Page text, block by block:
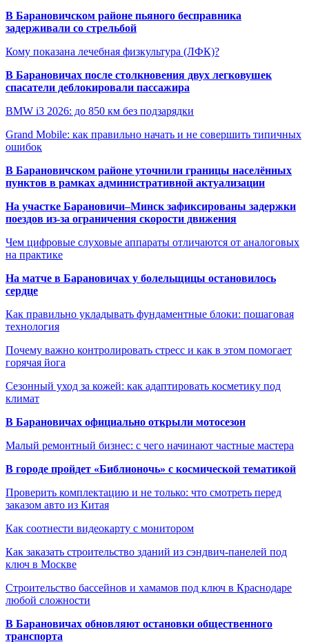
В Барановичском районе пьяного бесправника
задерживали со стрельбой
Кому показана лечебная физкультура (ЛФК)?
В Барановичах после столкновения двух легковушек
спасатели деблокировали пассажира
BMW i3 2026: до 850 км без подзарядки
Grand Mobile: как правильно начать и не совершить типичных
ошибок
В Барановичском районе уточнили границы населённых
пунктов в рамках административной актуализации
На участке Барановичи–Минск зафиксированы задержки
поездов из-за ограничения скорости движения
Чем цифровые слуховые аппараты отличаются от аналоговых
на практике
На матче в Барановичах у болельщицы остановилось
сердце
Как правильно укладывать фундаментные блоки: пошаговая
технология
Почему важно контролировать стресс и как в этом помогает
горячая йога
Сезонный уход за кожей: как адаптировать косметику под
климат
В Барановичах официально открыли мотосезон
Малый ремонтный бизнес: с чего начинают частные мастера
В городе пройдет «Библионочь» с космической тематикой
Проверить комплектацию и не только: что смотреть перед
заказом авто из Китая
Как соотнести видеокарту с монитором
Как заказать строительство зданий из сэндвич-панелей под
ключ в Москве
Строительство бассейнов и хамамов под ключ в Краснодаре
любой сложности
В Барановичах обновляют остановки общественного
транспорта